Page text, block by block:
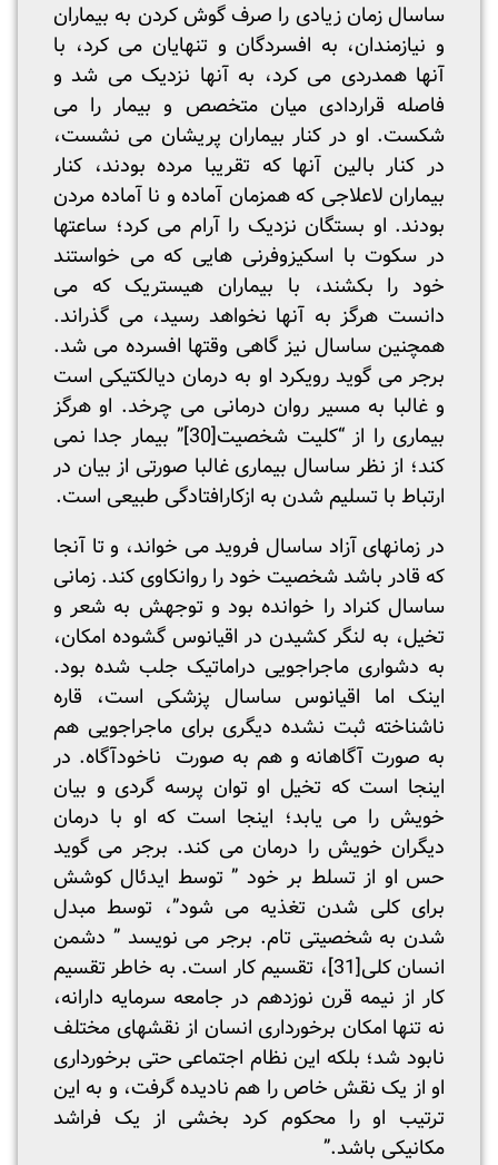
ساسال زمان زیادی را صرف گوش کردن به بیماران
و نیازمندان، به افسردگان و تنهایان می کرد، با
آنها همدردی می کرد، به آنها نزدیک می شد و
فاصله قراردادی میان متخصص و بیمار را می
شکست. او در کنار بیماران پریشان می نشست،
در کنار بالین آنها که تقریبا مرده بودند، کنار
بیماران لاعلاجی که همزمان آماده و نا آماده مردن
بودند. او بستگان نزدیک را آرام می کرد؛ ساعتها
در سکوت با اسکیزوفرنی هایی که می خواستند
خود را بکشند، با بیماران هیستریک که می
دانست هرگز به آنها نخواهد رسید، می گذراند.
همچنین ساسال نیز گاهی وقتها افسرده می شد.
برجر می گوید رویکرد او به درمان دیالکتیکی است
و غالبا به مسیر روان درمانی می چرخد. او هرگز
بیماری را از “کلیت شخصیت[30]
” بیمار جدا نمی
کند؛ از نظر ساسال بیماری غالبا صورتی از بیان در
ارتباط با تسلیم شدن به ازکارافتادگی طبیعی است.
در زمانهای آزاد ساسال فروید می خواند، و تا آنجا
که قادر باشد شخصیت خود را روانکاوی کند. زمانی
ساسال کنراد را خوانده بود و توجهش به شعر و
تخیل، به لنگر کشیدن در اقیانوس گشوده امکان،
به دشواری ماجراجویی دراماتیک جلب شده بود.
اینک اما اقیانوس ساسال پزشکی است، قاره
ناشناخته ثبت نشده دیگری برای ماجراجویی هم
به صورت آگاهانه و هم به صورت ناخودآگاه. در
اینجا است که تخیل او توان پرسه گردی و بیان
خویش را می یابد؛ اینجا است که او با درمان
دیگران خویش را درمان می کند. برجر می گوید
حس او از تسلط بر خود ” توسط ایدئال کوشش
برای کلی شدن تغذیه می شود”، توسط مبدل
شدن به شخصیتی تام. برجر می نویسد ” دشمن
انسان کلی[31]
، تقسیم کار است. به خاطر تقسیم
کار از نیمه قرن نوزدهم در جامعه سرمایه دارانه،
نه تنها امکان برخورداری انسان از نقشهای مختلف
نابود شد؛ بلکه این نظام اجتماعی حتی برخورداری
او از یک نقش خاص را هم نادیده گرفت، و به این
ترتیب او را محکوم کرد بخشی از یک فراشد
مکانیکی باشد.”